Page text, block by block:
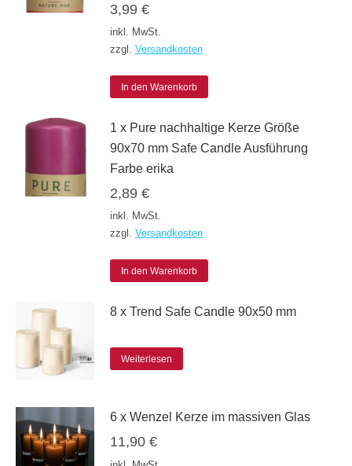
der
3,99 €
inkl. MwSt.
zzgl. Versandkosten
In den Warenkorb
1 x Pure nachhaltige Kerze Größe
90x70 mm Safe Candle Ausführung
Farbe erika
2,89 €
inkl. MwSt.
zzgl. Versandkosten
In den Warenkorb
8 x Trend Safe Candle 90x50 mm
Weiterlesen
6 x Wenzel Kerze im massiven Glas
11,90 €